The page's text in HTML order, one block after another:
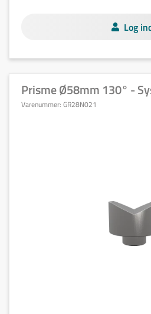
Log
Prisme Ø58mm 130° -
Varenummer: GR28N021